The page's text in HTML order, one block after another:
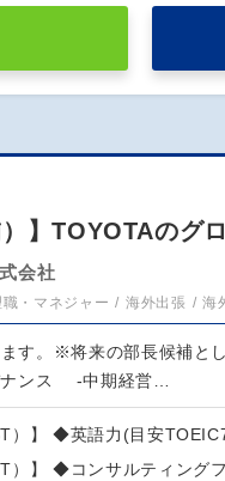
】TOYOTAのグ
会社
職・マネジャー 海外出張 海
す。※将来の部長候補と
ナンス ‐中期経営…
）】 ◆英語力(目安
）】 ◆コンサルティング